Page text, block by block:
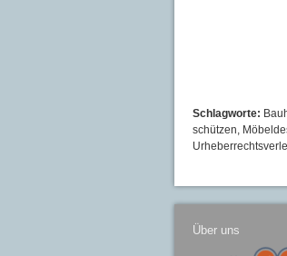
Schlagworte:
schützen,
Über uns